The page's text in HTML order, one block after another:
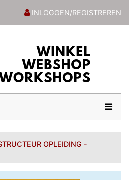
INLOGGEN/REGISTREREN
OPLEIDING -